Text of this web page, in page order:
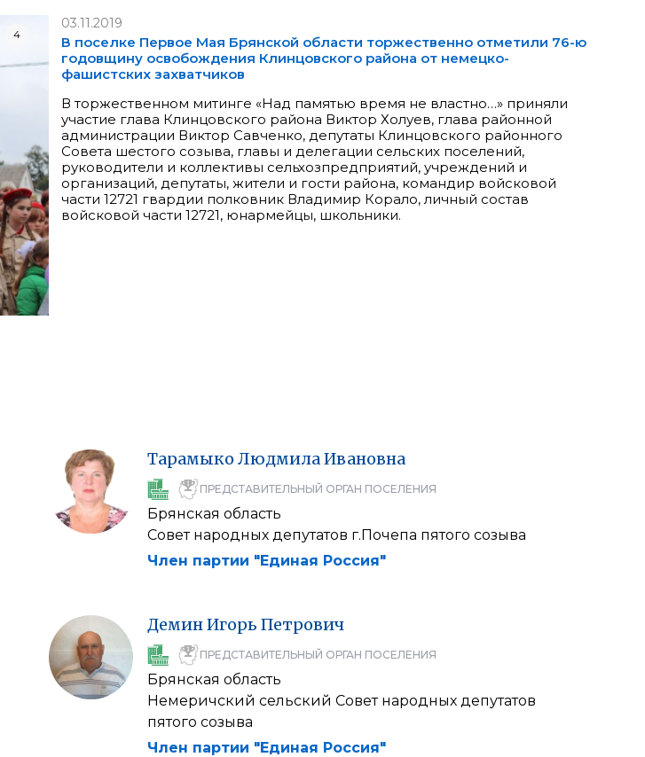
4
03.11.2019
В поселке Первое Мая Брянской области торжественно отметили 76-ю
годовщину освобождения Клинцовского района от немецко-
фашистских захватчиков
В торжественном митинге «Над памятью время не властно…» приняли
участие глава Клинцовского района Виктор Холуев, глава районной
администрации Виктор Савченко, депутаты Клинцовского районного
Совета шестого созыва, главы и делегации сельских поселений,
руководители и коллективы сельхозпредприятий, учреждений и
организаций, депутаты, жители и гости района, командир войсковой
части 12721 гвардии полковник Владимир Корало, личный состав
войсковой части 12721, юнармейцы, школьники.
Тарамыко ЛюдмилаИвановна
ПРЕДСТАВИТЕЛЬНЫЙ ОРГАН ПОСЕЛЕНИЯ
Брянская область
Совет народных депутатов г.Почепа пятого созыва
Член партии "Единая Россия"
ДеминИгорь Петрович
ПРЕДСТАВИТЕЛЬНЫЙ ОРГАН ПОСЕЛЕНИЯ
Брянская область
Немеричский сельский Совет народных депутатов
пятого созыва
Член партии "Единая Россия"